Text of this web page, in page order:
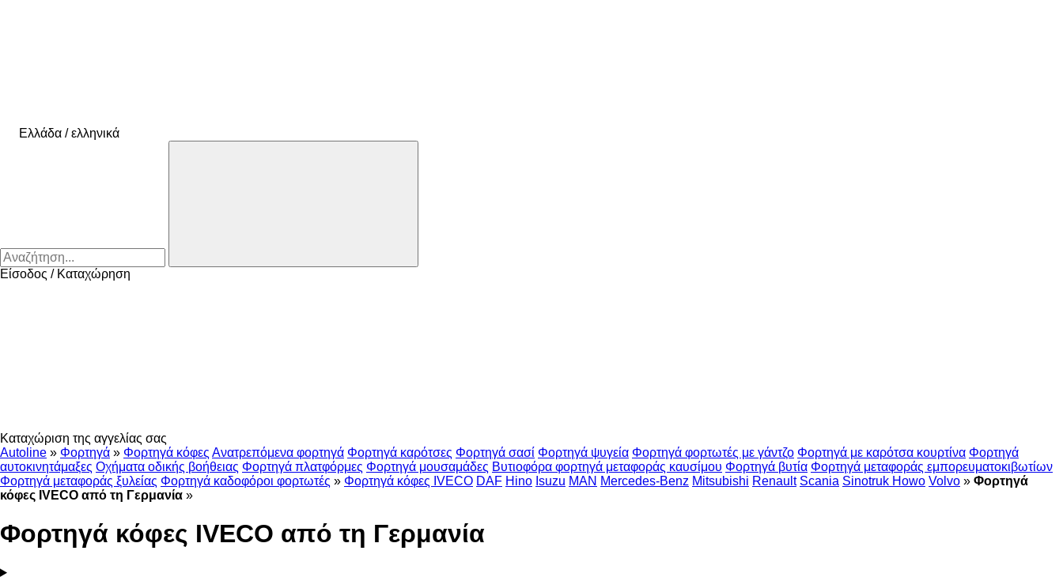
Ελλάδα / ελληνικά
Είσοδος / Καταχώρηση
Καταχώριση της αγγελίας σας
Autoline » Φορτηγά » Φορτηγά κόφες Ανατρεπόμενα φορτηγά Φορτηγά καρότσες Φορτηγά σασί Φορτηγά ψυγεία Φορτηγά φορτωτές με γάντζο Φορτηγά με καρότσα κουρτίνα Φορτηγά
αυτοκινητάμαξες Οχήματα οδικής βοήθειας Φορτηγά πλατφόρμες Φορτηγά μουσαμάδες Βυτιοφόρα φορτηγά μεταφοράς καυσίμου Φορτηγά βυτία Φορτηγά μεταφοράς εμπορευματοκιβωτίων
Φορτηγά μεταφοράς ξυλείας Φορτηγά καδοφόροι φορτωτές » Φορτηγά κόφες IVECO DAF Hino Isuzu MAN Mercedes-Benz Mitsubishi Renault Scania Sinotruk Howo Volvo » Φορτηγά
κόφες IVECO από τη Γερμανία »
Φορτηγά κόφες IVECO από τη Γερμανία